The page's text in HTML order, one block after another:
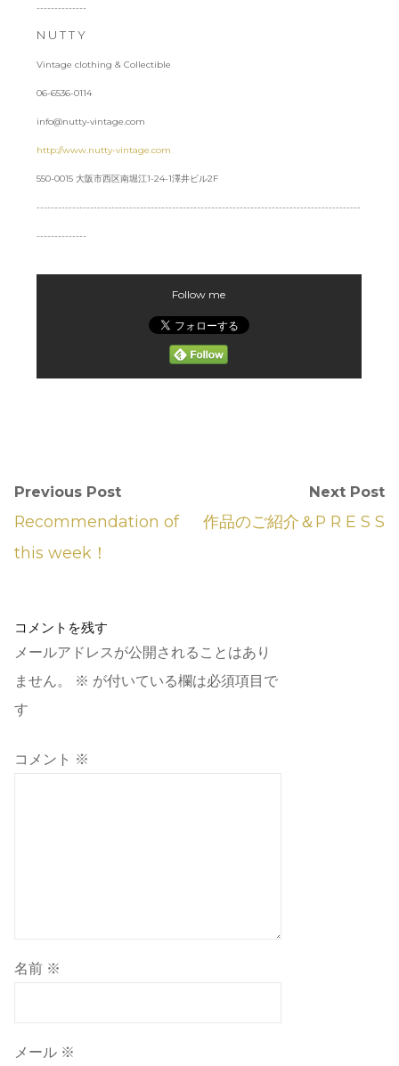
--------------
N U T T Y
Vintage clothing & Collectible
06-6536-0114
info@nutty-vintage.com
http://www.nutty-vintage.com
550-0015 大阪市西区南堀江1-24-1澤井ビル2F
-------------------------------------------------------------------------------------------
--------------
Follow me
Previous Post
Recommendation of
this week！
Next Post
作品のご紹介＆P R E S S
コメントを残す
メールアドレスが公開されることはあり
ません。
※ が付いている欄は必須項目で
す
コメント ※
名前 ※
メール ※